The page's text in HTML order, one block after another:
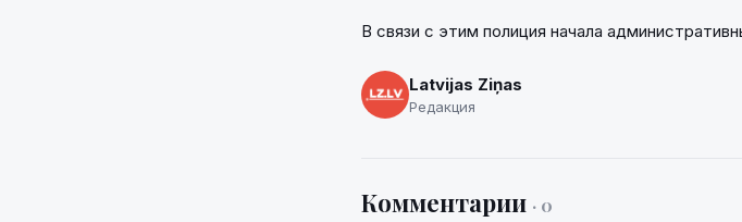
В связи с этим полиция начала
Latvijas Ziņas
Редакция
Комментарии · 0